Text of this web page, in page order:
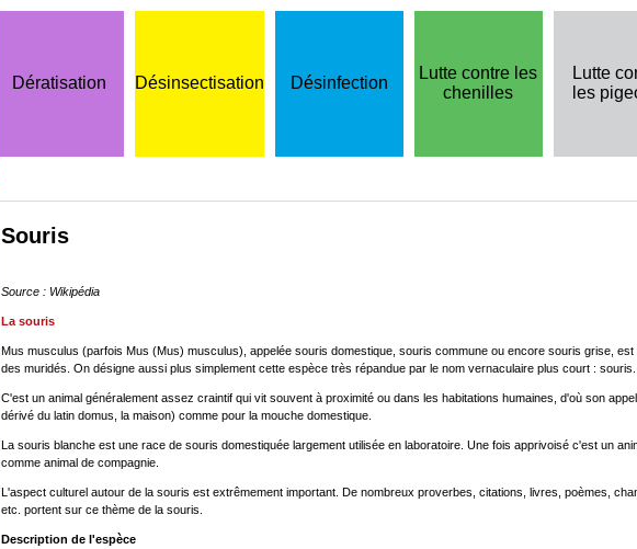
Dératisation Désinsectisation Désinfection
Lutte contre les
chenilles
Lutte
les
Souris
Source : Wikipédia
La souris
Mus musculus (parfois Mus (Mus) musculus), appelée souris domestique, souris commune ou encore souris grise, est
des muridés. On désigne aussi plus simplement cette espèce très répandue par le nom vernaculaire plus court : souris.
C'est un animal généralement assez craintif qui vit souvent à proximité ou dans les habitations humaines, d'où son
dérivé du latin domus, la maison) comme pour la mouche domestique.
La souris blanche est une race de souris domestiquée largement utilisée en laboratoire. Une fois apprivoisé c'est un
comme animal de compagnie.
L'aspect culturel autour de la souris est extrêmement important. De nombreux proverbes, citations, livres, poèmes,
etc. portent sur ce thème de la souris.
Description de l'espèce